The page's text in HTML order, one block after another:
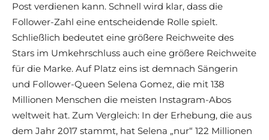
Post verdienen kann. Schnell wird klar, dass die
Follower-Zahl eine entscheidende Rolle spielt.
Schließlich bedeutet eine größere Reichweite des
Stars im Umkehrschluss auch eine größere Reichweite
für die Marke. Auf Platz eins ist demnach Sängerin
und Follower-Queen Selena Gomez, die mit 138
Millionen Menschen die meisten Instagram-Abos
weltweit hat. Zum Vergleich: In der Erhebung, die aus
dem Jahr 2017 stammt, hat Selena „nur“ 122 Millionen